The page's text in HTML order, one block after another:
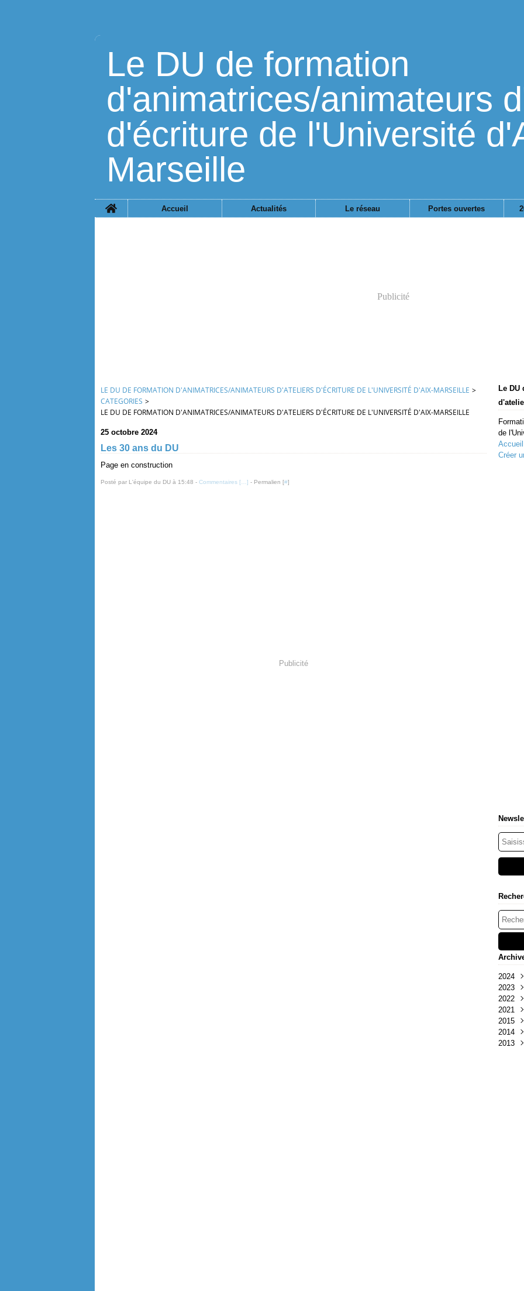
Le DU de formation
d'animatrices/animateurs
d'écriture de l'Université
Marseille
Home
Accueil Actualités Le réseau Portes ouvertes
Publicité
LE DU DE FORMATION D'ANIMATRICES/ANIMATEURS D'ATELIERS D'ÉCRITURE DE L'UNIVERSITÉ D'AIX-MARSEILLE >
CATEGORIES >
LE DU DE FORMATION D'ANIMATRICES/ANIMATEURS D'ATELIERS D'ÉCRITURE DE L'UNIVERSITÉ D'AIX-MARSEILLE
25 octobre 2024
Les 30 ans du DU
Page en construction
Posté par L'équipe du DU à 15:48 - Commentaires [ ] - Permalien [#]
Publicité
Le
de
Créer
2024
2023
2022
2021
2015
2014
2013